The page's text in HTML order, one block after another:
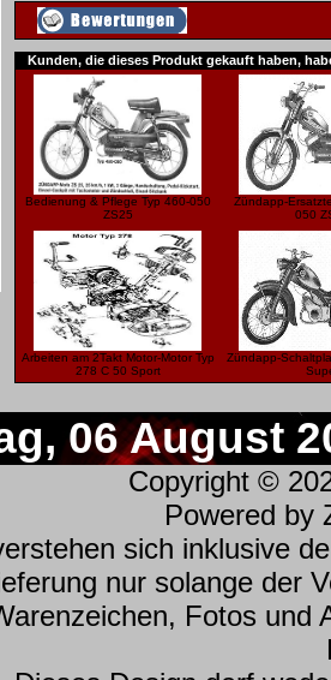
Kunden, die dieses Produkt gekauft haben,
Bedienung & Pflege Typ 460-050
ZS25
Zündapp-
050
Arbeiten am 2Takt Motor-Motor Typ
278 C 50 Sport
Zündapp-
06 August
Copyright ©
Powered by
sich inklusive
nur solange der
Fotos und